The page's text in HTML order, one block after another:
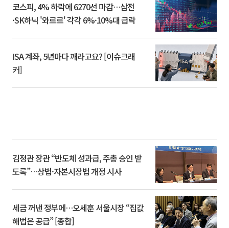
코스피, 4% 하락에 6270선 마감…삼전
·SK하닉 '와르르' 각각 6%·10%대 급락
ISA 계좌, 5년마다 깨라고요? [이슈크래
커]
김정관 장관 “반도체 성과급, 주총 승인 받
도록”…상법·자본시장법 개정 시사
세금 꺼낸 정부에…오세훈 서울시장 “집값
해법은 공급” [종합]